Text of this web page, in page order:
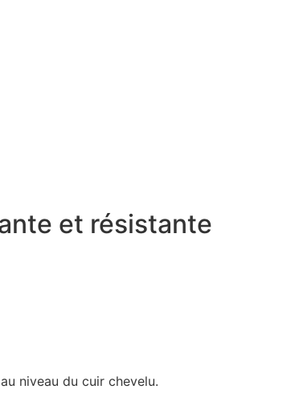
et résistante
niveau du cuir chevelu.